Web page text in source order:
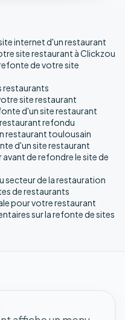
internet d'un restaurant
site restaurant à Clickzou
de votre site
restaurants
site restaurant
d'un site restaurant
refondu
restaurant toulousain
d'un site restaurant
de refondre le site de
secteur de la restauration
de restaurants
pour votre restaurant
sur la refonte de sites